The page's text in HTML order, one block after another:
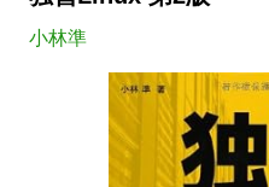
小林準